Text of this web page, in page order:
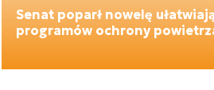
Senat poparł nowelę
programów ochrony